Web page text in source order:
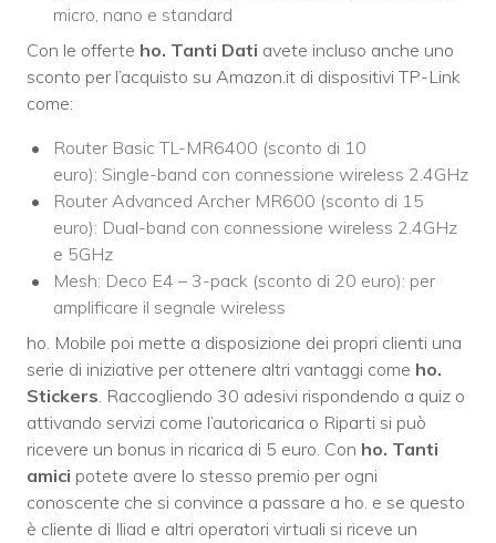
micro, nano e standard
Con le offerte ho. Tanti Dati avete incluso anche uno
sconto per l’acquisto su Amazon.it di dispositivi TP-Link
come:
Router Basic TL-MR6400 (sconto di 10
euro): Single-band con connessione wireless 2.4GHz
Router Advanced Archer MR600 (sconto di 15
euro): Dual-band con connessione wireless 2.4GHz
e 5GHz
Mesh: Deco E4 – 3-pack (sconto di 20 euro): per
amplificare il segnale wireless
ho. Mobile poi mette a disposizione dei propri clienti una
serie di iniziative per ottenere altri vantaggi come ho.
Stickers . Raccogliendo 30 adesivi rispondendo a quiz o
attivando servizi come l’autoricarica o Riparti si può
ricevere un bonus in ricarica di 5 euro. Con ho. Tanti
amici potete avere lo stesso premio per ogni
conoscente che si convince a passare a ho. e se questo
è cliente di Iliad e altri operatori virtuali si riceve un